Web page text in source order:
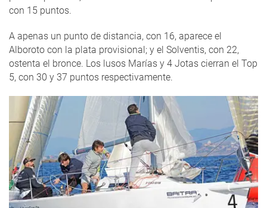
con 15 puntos.
A apenas un punto de distancia, con 16, aparece el
Alboroto con la plata provisional; y el Solventis, con 22,
ostenta el bronce. Los lusos Marías y 4 Jotas cierran el Top
5, con 30 y 37 puntos respectivamente.